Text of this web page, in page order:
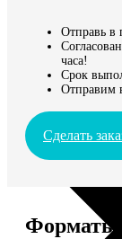
Отправь в
часа!
Срок
Отправим
Сделать
Форматы